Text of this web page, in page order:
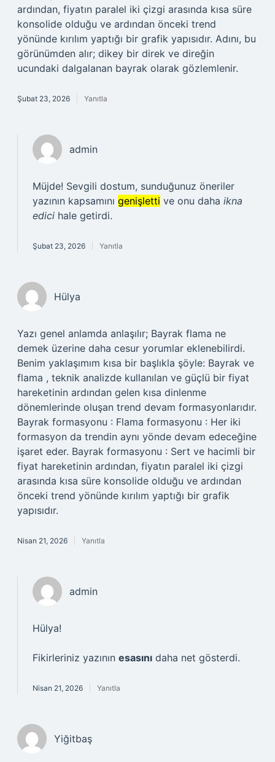
ardından, fiyatın paralel iki çizgi arasında kısa süre
konsolide olduğu ve ardından önceki trend
yönünde kırılım yaptığı bir grafik yapısıdır. Adını, bu
görünümden alır; dikey bir direk ve direğin
ucundaki dalgalanan bayrak olarak gözlemlenir.
Şubat 23, 2026 Yanıtla
admin
Müjde! Sevgili dostum, sunduğunuz öneriler
yazının kapsamını genişletti ve onu daha ikna
edici hale getirdi.
Şubat 23, 2026 Yanıtla
Hülya
Yazı genel anlamda anlaşılır; Bayrak flama ne
demek üzerine daha cesur yorumlar eklenebilirdi.
Benim yaklaşımım kısa bir başlıkla şöyle: Bayrak ve
flama , teknik analizde kullanılan ve güçlü bir fiyat
hareketinin ardından gelen kısa dinlenme
dönemlerinde oluşan trend devam formasyonlarıdır.
Bayrak formasyonu : Flama formasyonu : Her iki
formasyon da trendin aynı yönde devam edeceğine
işaret eder. Bayrak formasyonu : Sert ve hacimli bir
fiyat hareketinin ardından, fiyatın paralel iki çizgi
arasında kısa süre konsolide olduğu ve ardından
önceki trend yönünde kırılım yaptığı bir grafik
yapısıdır.
Nisan 21, 2026 Yanıtla
admin
Hülya!
Fikirleriniz yazının esasını daha net gösterdi.
Nisan 21, 2026 Yanıtla
Yiğitbaş